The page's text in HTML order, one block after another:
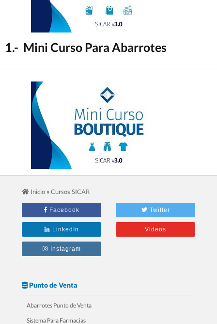
1.- Mini Curso Para Abarrotes
3.- Mini Curso Para Zapaterías
Inicio »Cursos SICAR
Facebook Twitter
LinkedIn Videos
Instagram
Punto de Venta
Abarrotes Punto de Venta
Sistema Para Farmacias